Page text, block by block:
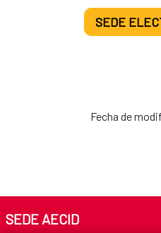
SEDE
Fecha de
SEDE AECID